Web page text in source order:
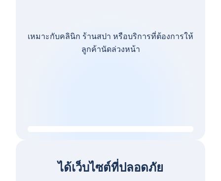
เหมาะกับคลินิก ร้านสปา หรือบริการที่ต้องการให้
ลูกค้านัดล่วงหน้า
ได้เว็บไซต์ที่ปลอดภัย